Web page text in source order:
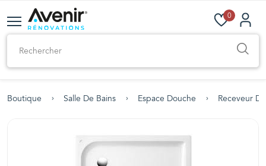
0
Boutique Salle De Bains Espace Douche Receveur